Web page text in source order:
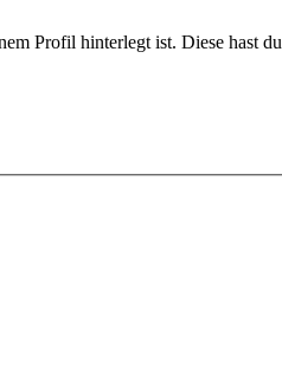
Profil hinterlegt ist. Diese hast